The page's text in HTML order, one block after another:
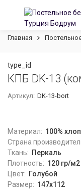
Главная
type_id
КПБ DK-13
Артикул: DK-13-bort
Материал: 100%
Страна
Ткань: Перкаль
Плотность: 120 гр/м2
Цвет: Голубой
Размер: 147х112